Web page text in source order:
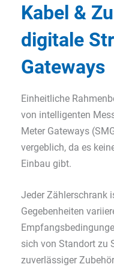
Kabel &
digitale
Gateways
Einheitliche
von intelligenten
Meter Gateways
vergeblich, da es
Einbau gibt.
Jeder Zählerschrank
Gegebenheiten
sich von Standort zu
zuverlässiger